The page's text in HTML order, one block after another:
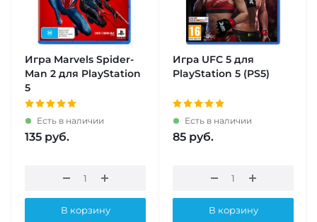
Игра Marvels Spider-
Man 2 для PlayStation
5
Есть в наличии
135 руб.
В корзину
Игра UFC 5 для
PlayStation 5 (PS5)
Есть в наличии
85 руб.
В корзину